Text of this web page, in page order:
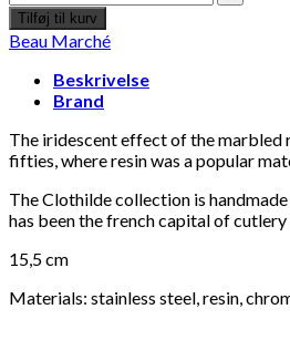
Tilføj til kurv
Beau Marché
Beskrivelse
Brand
The iridescent effect of the marbled
fifties, where resin was a popular
The Clothilde collection is
has been the french capital of
15,5 cm
Materials: stainless steel, resin,